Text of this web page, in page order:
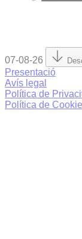
07-08-26
Presentació
Avís legal
Política de
Política de